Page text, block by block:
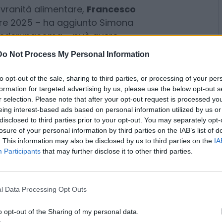
Not Process My Personal Information
opt-out of the sale, sharing to third parties, or processing of your
for targeted advertising by us, please use the below opt-out
selection. Please note that after your opt-out request is processed
interest-based ads based on personal information utilized by us
to third parties prior to your opt-out. You may separately
of your personal information by third parties on the IAB’s list of
This information may also be disclosed by us to third parties on the
Participants that may further disclose it to other third parties.
Data Processing Opt Outs
opt-out of the Sharing of my personal data.
il 2026 annunciato dal
alimentare,Francesco
2025 – ha aggiunto Simona
– può avere
la ripresa del mercato, che
riferimento non soltanto ai
macchine operatrici, alle
è stato anche approvato un
per la revisione delle
, interesserà 2 milioni di
interno maggiori